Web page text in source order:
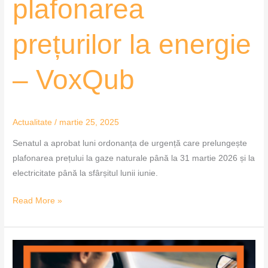
plafonarea
prețurilor la energie
– VoxQub
Actualitate / martie 25, 2025
Senatul a aprobat luni ordonanța de urgență care prelungește
plafonarea prețului la gaze naturale până la 31 martie 2026 și la
electricitate până la sfârșitul lunii iunie.
Read More »
Pedepsele